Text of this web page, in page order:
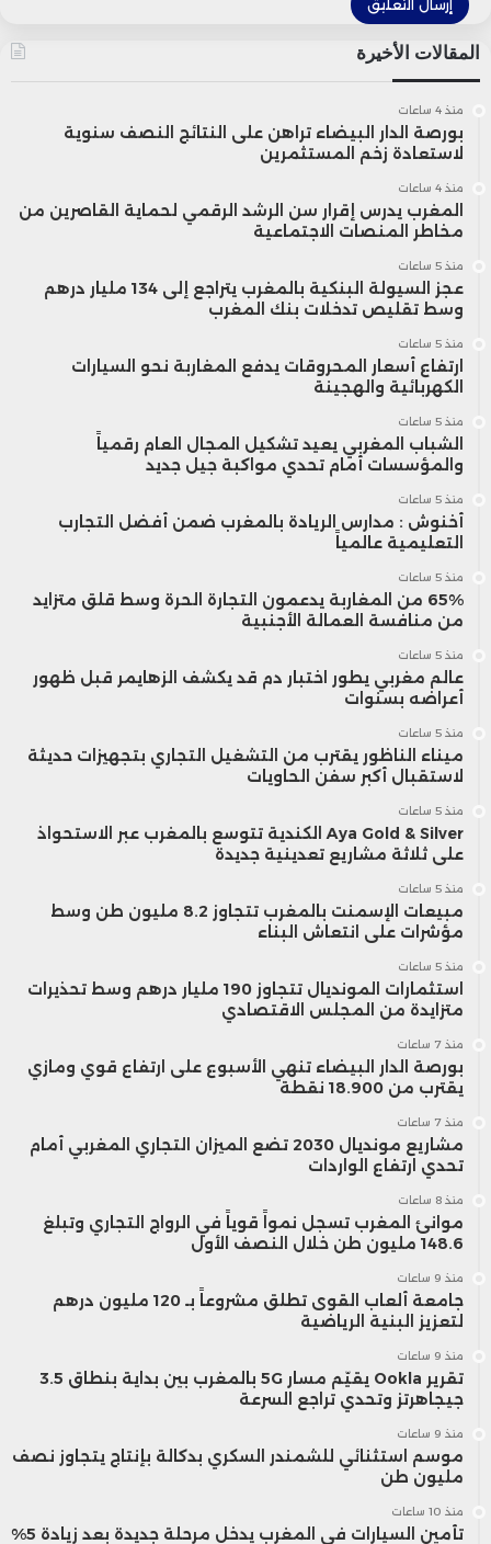
المقالات الأخيرة
منذ 4 ساعات
بورصة الدار البيضاء تراهن على النتائج النصف سنوية
لاستعادة زخم المستثمرين
منذ 4 ساعات
المغرب يدرس إقرار سن الرشد الرقمي لحماية القاصرين من
مخاطر المنصات الاجتماعية
منذ 5 ساعات
عجز السيولة البنكية بالمغرب يتراجع إلى 134 مليار درهم
وسط تقليص تدخلات بنك المغرب
منذ 5 ساعات
ارتفاع أسعار المحروقات يدفع المغاربة نحو السيارات
الكهربائية والهجينة
منذ 5 ساعات
الشباب المغربي يعيد تشكيل المجال العام رقمياً
والمؤسسات أمام تحدي مواكبة جيل جديد
منذ 5 ساعات
أخنوش : مدارس الريادة بالمغرب ضمن أفضل التجارب
التعليمية عالمياً
منذ 5 ساعات
65% من المغاربة يدعمون التجارة الحرة وسط قلق متزايد
من منافسة العمالة الأجنبية
منذ 5 ساعات
عالم مغربي يطور اختبار دم قد يكشف الزهايمر قبل ظهور
أعراضه بسنوات
منذ 5 ساعات
ميناء الناظور يقترب من التشغيل التجاري بتجهيزات حديثة
لاستقبال أكبر سفن الحاويات
منذ 5 ساعات
Aya Gold & Silver الكندية تتوسع بالمغرب عبر الاستحواذ
على ثلاثة مشاريع تعدينية جديدة
منذ 5 ساعات
مبيعات الإسمنت بالمغرب تتجاوز 8.2 مليون طن وسط
مؤشرات على انتعاش البناء
منذ 5 ساعات
استثمارات المونديال تتجاوز 190 مليار درهم وسط تحذيرات
متزايدة من المجلس الاقتصادي
منذ 7 ساعات
بورصة الدار البيضاء تنهي الأسبوع على ارتفاع قوي ومازي
يقترب من 18.900 نقطة
منذ 7 ساعات
مشاريع مونديال 2030 تضع الميزان التجاري المغربي أمام
تحدي ارتفاع الواردات
منذ 8 ساعات
موانئ المغرب تسجل نمواً قوياً في الرواج التجاري وتبلغ
148.6 مليون طن خلال النصف الأول
منذ 9 ساعات
جامعة ألعاب القوى تطلق مشروعاً بـ 120 مليون درهم
لتعزيز البنية الرياضية
منذ 9 ساعات
تقرير Ookla يقيّم مسار 5G بالمغرب بين بداية بنطاق 3.5
جيجاهرتز وتحدي تراجع السرعة
منذ 9 ساعات
موسم استثنائي للشمندر السكري بدكالة بإنتاج يتجاوز نصف
مليون طن
منذ 10 ساعات
تأمين السيارات في المغرب يدخل مرحلة جديدة بعد زيادة 5%